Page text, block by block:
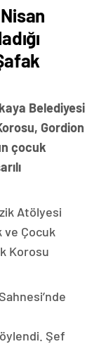
Belediyesi
Gordion
çocuk
Atölyesi
ve Çocuk
Korosu
Şef